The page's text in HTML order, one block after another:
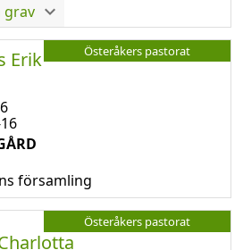
grav
Österåkers pastorat
Erik
församling
Österåkers pastorat